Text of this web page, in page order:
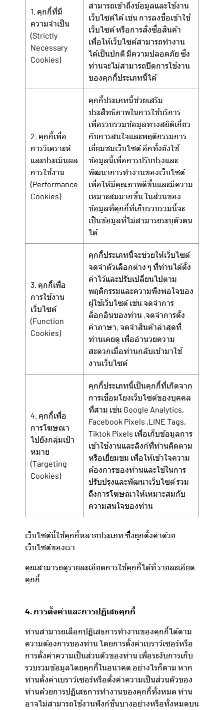
1. คุกกี้ที่มี
ความจำเป็น
(Strictly
Necessary
Cookies)
สามารถเข้าถึงข้อมูลและใช้งาน
เว็บไซต์ได้ เช่น การลงชื่อเข้าใช้
เว็บไซต์ หรือการสั่งซื้อสินค้า
เพื่อให้เว็บไซต์สามารถทำงาน
ได้เป็นปกติ มีความปลอดภัย ซึ่ง
ท่านจะไม่สามารถปิดการใช้งาน
ของคุกกี้ประเภทนี้ได้
2. คุกกี้เพื่อ
การวิเคราะห์
และประเมินผล
การใช้งาน
(Performance
Cookies)
คุกกี้ประเภทนี้ช่วยเสริม
ประสิทธิภาพในการใช้บริการ
เพื่อรวบรวมข้อมูลทางสถิติเกี่ยว
กับการสนใจและพฤติกรรมการ
เยี่ยมชมเว็บไซต์ อีกทั้งยังใช้
ข้อมูลนี้เพื่อการปรับปรุงและ
พัฒนาการทำงานของเว็บไซต์
เพื่อให้มีคุณภาพดีขึ้นและมีความ
เหมาะสมมากขึ้น ในส่วนของ
ข้อมูลที่คุกกี้ที่เก็บรวบรวมนี้จะ
เป็นข้อมูลที่ไม่สามารถระบุตัวตน
ได้
3. คุกกี้เพื่อ
การใช้งาน
เว็บไซต์
(Function
Cookies)
คุกกี้ประเภทนี้จะช่วยให้เว็บไซต์
จดจำตัวเลือกต่าง ๆ ที่ท่านได้ตั้ง
ค่าไว้และปรับเปลี่ยนไปตาม
พฤติกรรมและความพึงพอใจของ
ผู้ใช้เว็บไซต์ เช่น จดจำการ
ล็อกอินของท่าน ,จดจำการตั้ง
ค่าภาษา, จดจำสินค้าล่าสุดที่
ท่านเคยดู เพื่ออำนวยความ
สะดวกเมื่อท่านกลับเข้ามาใช้
งานเว็บไซต์
4. คุกกี้เพื่อ
การโฆษณา
ไปยังกลุ่มเป้า
หมาย
(Targeting
Cookies)
คุกกี้ประเภทนี้เป็นคุกกี้ที่เกิดจาก
การเชื่อมโยงเว็บไซต์ของบุคคล
ที่สาม เช่น Google Analytics,
Facebook Pixels ,LINE Tags,
Tiktok Pixels เพื่อเก็บข้อมูลการ
เข้าใช้งานและลิงก์ที่ท่านติดตาม
หรือเยี่ยมชม เพื่อให้เข้าใจความ
ต้องการของท่านและใช้ในการ
ปรับปรุงและพัฒนาเว็บไซต์ รวม
ถึงการโฆษณาให้เหมาะสมกับ
ความสนใจของท่าน
เว็บไซต์นี้ใช้คุกกี้หลายประเภท ซึ่งถูกตั้งค่าด้วย
เว็บไซต์ของเรา
คุณสามารถดูรายละเอียดการใช้คุกกี้ได้ที่รายละเอียด
คุกกี้
4. การตั้งค่าและการปฏิเสธคุกกี้
ท่านสามารถเลือกปฏิเสธการทำงานของคุกกี้ได้ตาม
ความต้องการของท่าน โดยการตั้งค่าเบราว์เซอร์หรือ
การตั้งค่าความเป็นส่วนตัวของท่าน เพื่อระงับการเก็บ
รวบรวมข้อมูลโดยคุกกี้ในอนาคต อย่างไรก็ตาม หาก
ท่านตั้งค่าเบราว์เซอร์หรือตั้งค่าความเป็นส่วนตัวของ
ท่านด้วยการปฏิเสธการทำงานของคุกกี้ทั้งหมด ท่าน
อาจไม่สามารถใช้งานฟังก์ชั่นบางอย่างหรือทั้งหมดบน